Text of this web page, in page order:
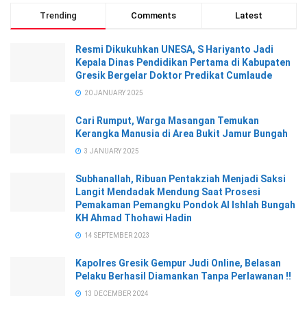
Trending Comments Latest
Resmi Dikukuhkan UNESA, S Hariyanto Jadi
Kepala Dinas Pendidikan Pertama di Kabupaten
Gresik Bergelar Doktor Predikat Cumlaude
20 JANUARY 2025
Cari Rumput, Warga Masangan Temukan
Kerangka Manusia di Area Bukit Jamur Bungah
3 JANUARY 2025
Subhanallah, Ribuan Pentakziah Menjadi Saksi
Langit Mendadak Mendung Saat Prosesi
Pemakaman Pemangku Pondok Al Ishlah Bungah
KH Ahmad Thohawi Hadin
14 SEPTEMBER 2023
Kapolres Gresik Gempur Judi Online, Belasan
Pelaku Berhasil Diamankan Tanpa Perlawanan !!
13 DECEMBER 2024